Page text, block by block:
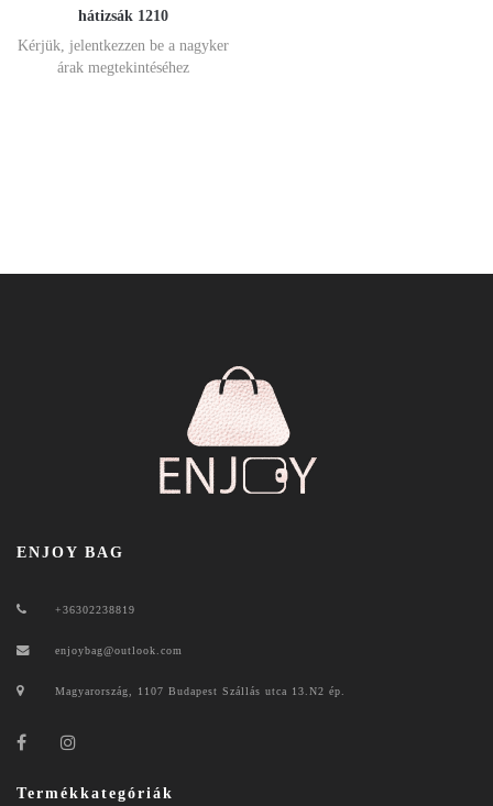
hátizsák 1210
Kérjük, jelentkezzen be a nagyker
árak megtekintéséhez
ENJOY BAG
+36302238819
enjoybag@outlook.com
Magyarország, 1107 Budapest Szállás utca 13.N2 ép.
Termékkategóriák